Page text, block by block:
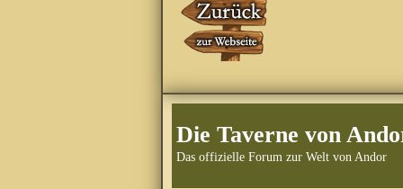
Die Taverne von
Das offizielle Forum zur Welt von Andor